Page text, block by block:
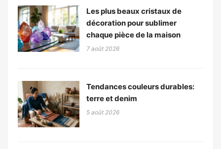
Les plus beaux cristaux de
décoration pour sublimer
chaque pièce de la maison
7 août 2026
Tendances couleurs durables:
terre et denim
5 août 2026